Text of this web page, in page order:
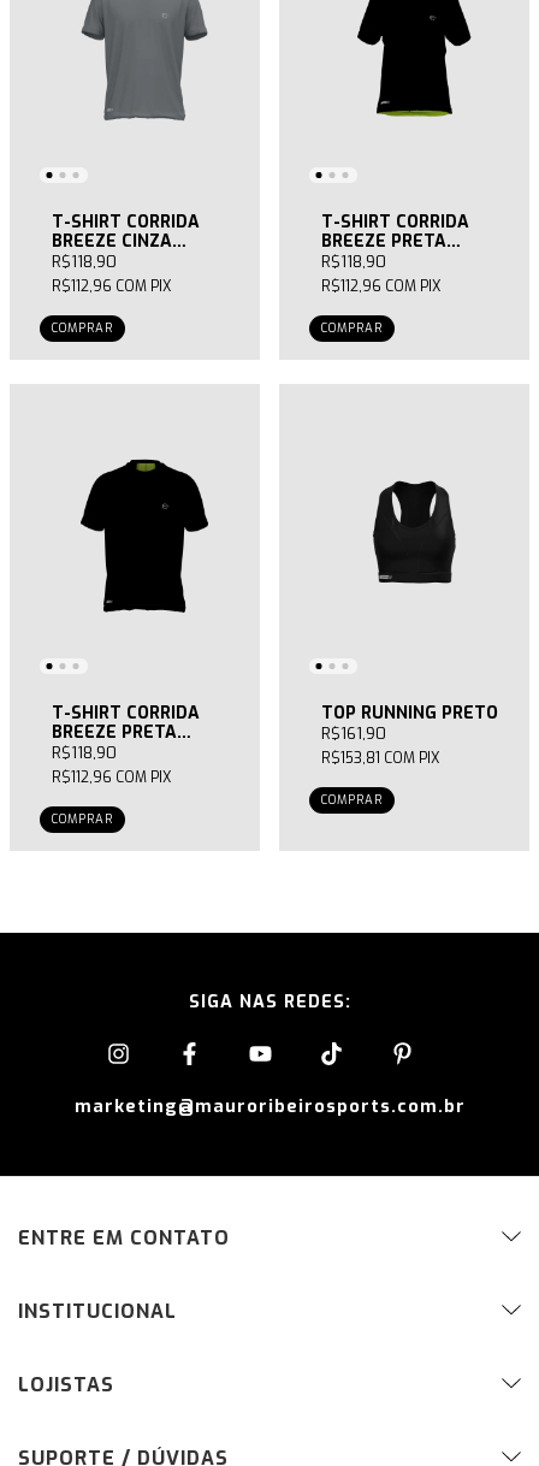
T-SHIRT CORRIDA
BREEZE CINZA
MASCULINA
R$118,90
R$112,96 COM PIX
COMPRAR
T-SHIRT CORRIDA
BREEZE PRETA
FEMININA
R$118,90
R$112,96 COM PIX
COMPRAR
T-SHIRT CORRIDA
BREEZE PRETA
MASCULINA
R$118,90
R$112,96 COM PIX
COMPRAR
TOP RUNNING PRETO
R$161,90
R$153,81 COM PIX
COMPRAR
SIGA NAS REDES:
marketing@mauroribeirosports.com.br
ENTRE EM CONTATO
INSTITUCIONAL
LOJISTAS
SUPORTE / DÚVIDAS